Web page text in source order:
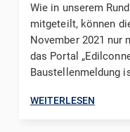
Wie in unserem
mitgeteilt, können
November 2021 nur
das Portal
Baustellenmeldung
WEITERLESEN